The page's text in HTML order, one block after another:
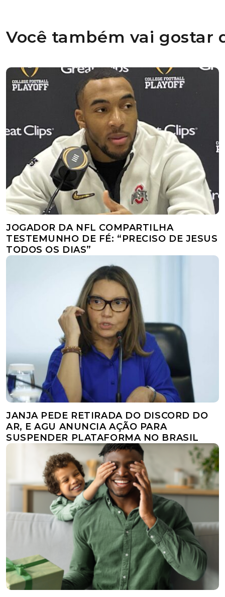
Você também vai gostar
JOGADOR DA NFL COMPARTILHA
TESTEMUNHO DE FÉ: “PRECISO DE JESUS
TODOS OS DIAS”
JANJA PEDE RETIRADA DO DISCORD DO
AR, E AGU ANUNCIA AÇÃO PARA
SUSPENDER PLATAFORMA NO BRASIL